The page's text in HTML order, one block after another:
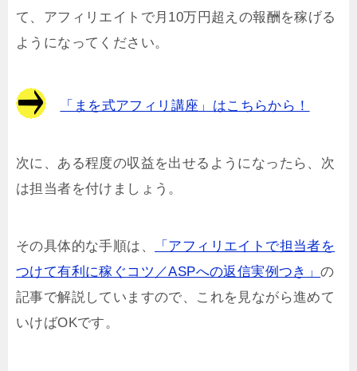
て、アフィリエイトで月10万円超えの報酬を稼げる
ようになってください。
「まを式アフィリ講座」はこちらから！
次に、ある程度の収益を出せるようになったら、次
は担当者を付けましょう。
その具体的な手順は、
「アフィリエイトで担当者を
つけて有利に稼ぐコツ／ASPへの返信実例つき」の
記事で解説していますので、これを見ながら進めて
いけばOKです。